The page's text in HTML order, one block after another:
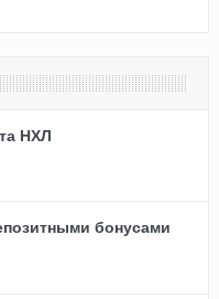
НХЛ
бонусами